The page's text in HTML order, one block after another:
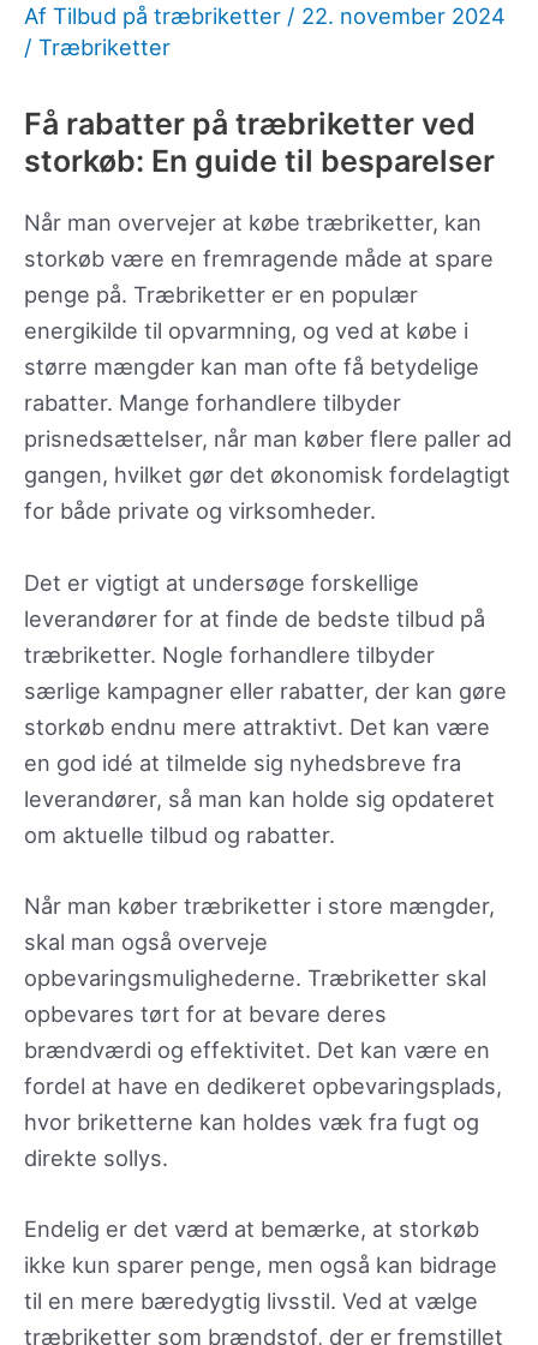
Af Tilbud på træbriketter / 22. november 2024
/ Træbriketter
Få rabatter på træbriketter ved
storkøb: En guide til besparelser
Når man overvejer at købe træbriketter, kan
storkøb være en fremragende måde at spare
penge på. Træbriketter er en populær
energikilde til opvarmning, og ved at købe i
større mængder kan man ofte få betydelige
rabatter. Mange forhandlere tilbyder
prisnedsættelser, når man køber flere paller ad
gangen, hvilket gør det økonomisk fordelagtigt
for både private og virksomheder.
Det er vigtigt at undersøge forskellige
leverandører for at finde de bedste tilbud på
træbriketter. Nogle forhandlere tilbyder
særlige kampagner eller rabatter, der kan gøre
storkøb endnu mere attraktivt. Det kan være
en god idé at tilmelde sig nyhedsbreve fra
leverandører, så man kan holde sig opdateret
om aktuelle tilbud og rabatter.
Når man køber træbriketter i store mængder,
skal man også overveje
opbevaringsmulighederne. Træbriketter skal
opbevares tørt for at bevare deres
brændværdi og effektivitet. Det kan være en
fordel at have en dedikeret opbevaringsplads,
hvor briketterne kan holdes væk fra fugt og
direkte sollys.
Endelig er det værd at bemærke, at storkøb
ikke kun sparer penge, men også kan bidrage
til en mere bæredygtig livsstil. Ved at vælge
træbriketter som brændstof, der er fremstillet